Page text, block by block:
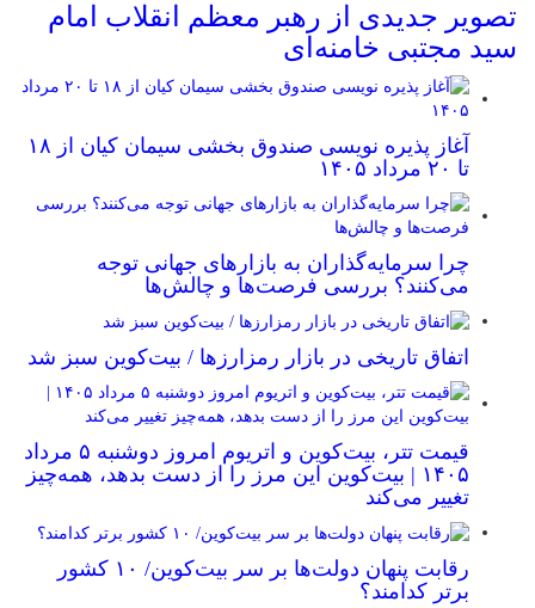
تصویر جدیدی از رهبر معظم انقلاب امام
سید مجتبی خامنه‌ای
آغاز پذیره نویسی صندوق بخشی سیمان کیان از ۱۸
تا ۲۰ مرداد ۱۴۰۵
چرا سرمایه‌گذاران به بازارهای جهانی توجه
می‌کنند؟ بررسی فرصت‌ها و چالش‌ها
اتفاق تاریخی در بازار رمزارزها / بیت‌کوین سبز شد
قیمت تتر، بیت‌کوین و اتریوم امروز دوشنبه ۵ مرداد
۱۴۰۵ | بیت‌کوین این مرز را از دست بدهد، همه‌چیز
تغییر می‌کند
رقابت پنهان دولت‌ها بر سر بیت‌کوین/ ۱۰ کشور
برتر کدامند؟